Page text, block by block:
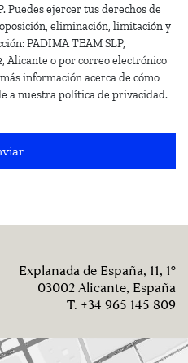
Puedes ejercer tus derechos de
eliminación, limitación y
PADIMA TEAM SLP,
Alicante o por correo electrónico
información acerca de cómo
a nuestra política de privacidad.
Explanada de España, 11, 1º
03002 Alicante, España
T. +34 965 145 809